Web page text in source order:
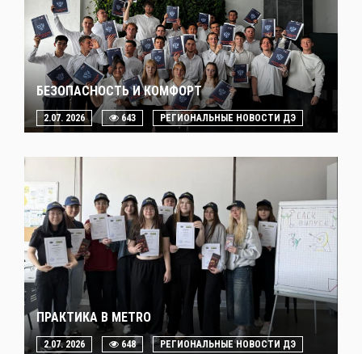
БЕЗОПАСНОСТЬ И КОМФОРТ
2.07. 2026 643 РЕГИОНАЛЬНЫЕ НОВОСТИ ДЭ
ПРАКТИКА В METRO
2.07. 2026 648 РЕГИОНАЛЬНЫЕ НОВОСТИ ДЭ